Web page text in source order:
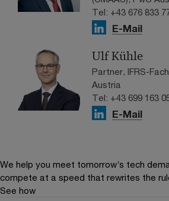
Tel: +43 676 833
E-Mail
Ulf Kühle
Partner, IFRS-
Austria
Tel: +43 699 163
E-Mail
We help you meet tomorrow’s tech
compete at a speed that rewrites the
See how